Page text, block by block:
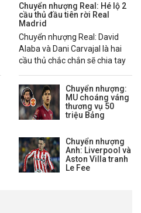
Chuyển nhượng Real: Hé lộ 2
cầu thủ đầu tiên rời Real
Madrid
Chuyển nhượng Real: David
Alaba và Dani Carvajal là hai
cầu thủ chắc chắn sẽ chia tay
2026.
Chuyển nhượng:
MU choáng váng
thương vụ 50
triệu Bảng
Chuyển nhượng
Anh: Liverpool và
Aston Villa tranh
Le Fee